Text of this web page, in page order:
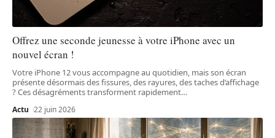
Offrez une seconde jeunesse à votre iPhone avec un
nouvel écran !
Votre iPhone 12 vous accompagne au quotidien, mais son écran
présente désormais des fissures, des rayures, des taches d’affichage
? Ces désagréments transforment rapidement…
Actu 22 juin 2026